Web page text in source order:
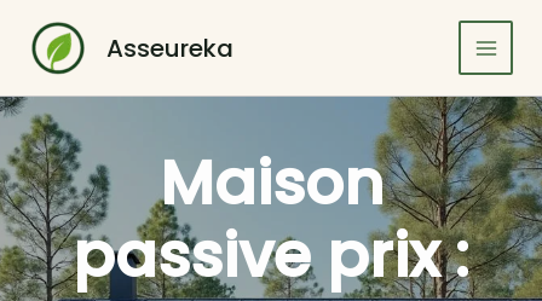
contenu
Asseureka
Maison
passive prix :